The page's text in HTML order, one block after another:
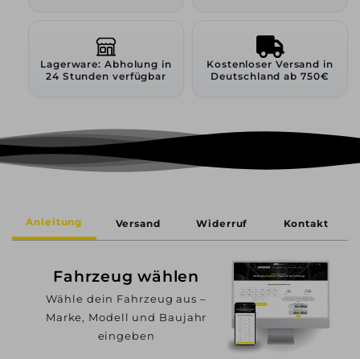
Lagerware: Abholung in
24 Stunden verfügbar
Kostenloser Versand in
Deutschland ab 750€
Anleitung Versand Widerruf Kontakt
Fahrzeug wählen
Wähle dein Fahrzeug aus –
Marke, Modell und Baujahr
eingeben